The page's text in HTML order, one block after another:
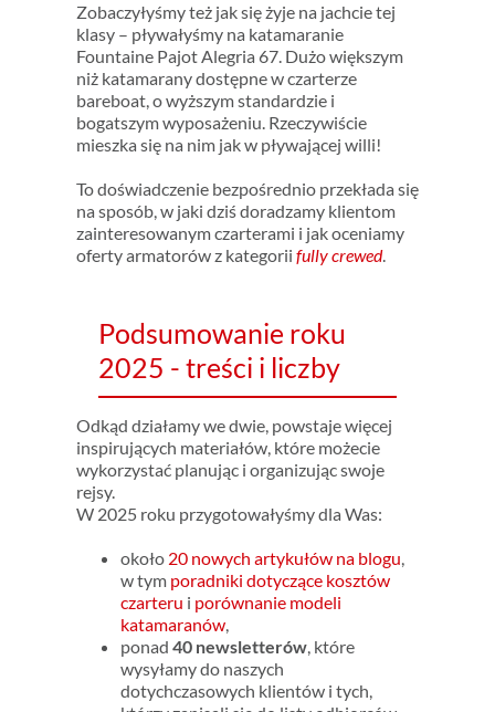
Zobaczyłyśmy też jak się żyje na jachcie tej
klasy – pływałyśmy na katamaranie
Fountaine Pajot Alegria 67. Dużo większym
niż katamarany dostępne w czarterze
bareboat, o wyższym standardzie i
bogatszym wyposażeniu. Rzeczywiście
mieszka się na nim jak w pływającej willi!
To doświadczenie bezpośrednio przekłada się
na sposób, w jaki dziś doradzamy klientom
zainteresowanym czarterami i jak oceniamy
oferty armatorów z kategorii fully crewed.
Podsumowanie roku
2025 - treści i liczby
Odkąd działamy we dwie, powstaje więcej
inspirujących materiałów, które możecie
wykorzystać planując i organizując swoje
rejsy.
W 2025 roku przygotowałyśmy dla Was:
około 20 nowych artykułów na blogu,
w tym poradniki dotyczące kosztów
czarteru i porównanie modeli
katamaranów,
ponad 40 newsletterów, które
wysyłamy do naszych
dotychczasowych klientów i tych,